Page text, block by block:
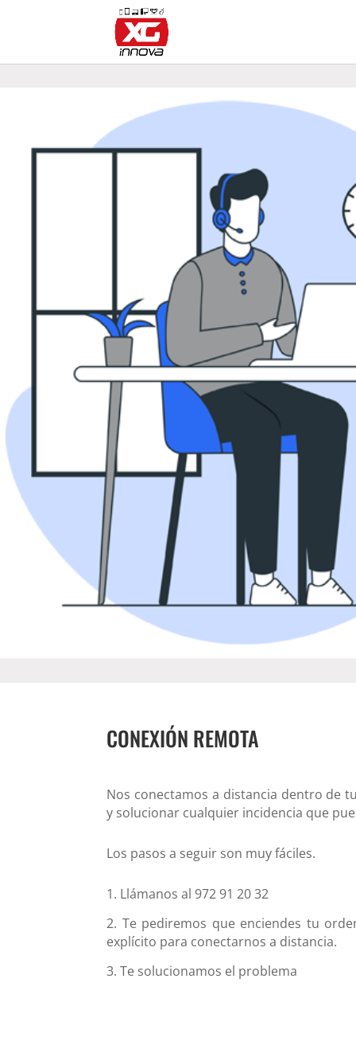
CONEXIÓN REMOTA
Nos conectamos a distancia dentro de
y solucionar cualquier incidencia que
Los pasos a seguir son muy fáciles.
1. Llámanos al 972 91 20 32
2. Te pediremos que enciendes tu
explícito para conectarnos a distancia.
3. Te solucionamos el problema